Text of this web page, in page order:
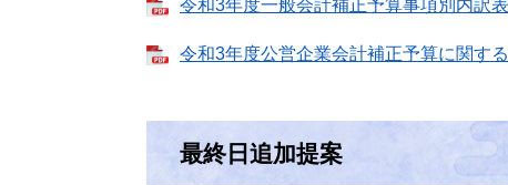
令和3年度一般会計補正予算事項別内訳
令和3年度公営企業会計補正予算に関す
最終日追加提案